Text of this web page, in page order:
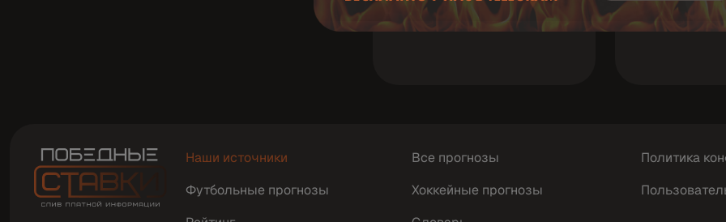
Бристоль Сити Уолсолл КуПС
Наши источники
Все прогнозы
Футбольные прогнозы
Хоккейные прогнозы
Политика